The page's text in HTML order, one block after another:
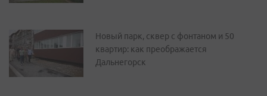
Новый парк, сквер с фонтаном и 50
квартир: как преображается
Дальнегорск